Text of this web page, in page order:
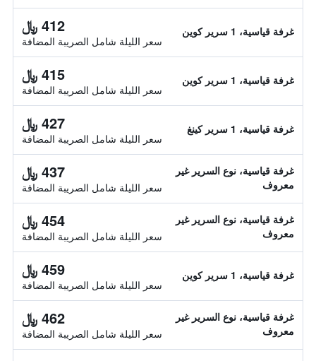
غرفة قياسية، 1 سرير كوين 412 ﷼
سعر الليلة شامل الصريبة المضافة
غرفة قياسية، 1 سرير كوين 415 ﷼
سعر الليلة شامل الصريبة المضافة
غرفة قياسية، 1 سرير كينغ 427 ﷼
سعر الليلة شامل الصريبة المضافة
غرفة قياسية، نوع السرير غير
معروف
437 ﷼
سعر الليلة شامل الصريبة المضافة
غرفة قياسية، نوع السرير غير
معروف
454 ﷼
سعر الليلة شامل الصريبة المضافة
غرفة قياسية، 1 سرير كوين 459 ﷼
سعر الليلة شامل الصريبة المضافة
غرفة قياسية، نوع السرير غير
معروف
462 ﷼
سعر الليلة شامل الصريبة المضافة